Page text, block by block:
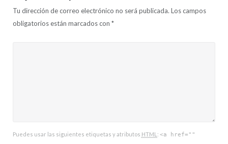
Tu dirección de correo electrónico no será publicada. Los campos
obligatorios están marcados con *
Puedes usar las siguientes etiquetas y atributos HTML : <a href=""